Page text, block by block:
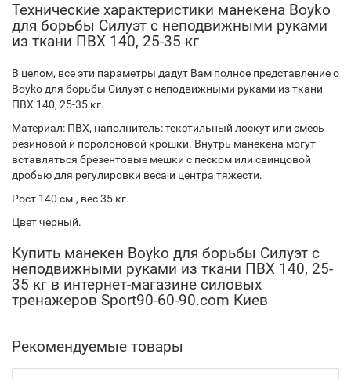
Технические характеристики манекена Boyko
для борьбы Силуэт с неподвижными руками
из ткани ПВХ 140, 25-35 кг
В целом, все эти параметры дадут Вам полное представление о
Boyko для борьбы Силуэт с неподвижными руками из ткани
ПВХ 140, 25-35 кг.
Материал: ПВХ, наполнитель: текстильный лоскут или смесь
резиновой и поролоновой крошки. Внутрь манекена могут
вставляться брезентовые мешки с песком или свинцовой
дробью для регулировки веса и центра тяжести.
Рост 140 см., вес 35 кг.
Цвет черный.
Купить манекен Boyko для борьбы Силуэт с
неподвижными руками из ткани ПВХ 140, 25-
35 кг в интернет-магазине силовых
тренажеров Sport90-60-90.com Киев
Рекомендуемые товары